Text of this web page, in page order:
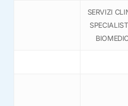
SERVIZI